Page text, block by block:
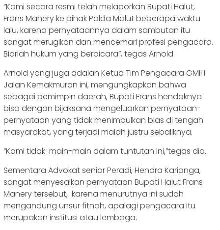
“Kami secara resmi telah melaporkan Bupati Halut,
Frans Manery ke pihak Polda Malut beberapa waktu
lalu, karena pernyataannya dalam sambutan itu
sangat merugikan dan mencemari profesi pengacara.
Biarlah hukum yang berbicara”, tegas Arnold.
Arnold yang juga adalah Ketua Tim Pengacara GMIH
Jalan Kemakmuran ini, mengungkapkan bahwa
sebagai pemimpin daerah, Bupati Frans hendaknya
bisa dengan bijaksana mengeluarkan pernyataan-
pernyataan yang tidak menimbulkan bias di tengah
masyarakat, yang terjadi malah justru sebaliknya.
“Kami tidak main-main dalam tuntutan ini,”tegas dia.
Sementara Advokat senior Peradi, Hendra Karianga,
sangat menyesalkan pernyataan Bupati Halut Frans
Manery tersebut, karena menurutnya ini sudah
mengandung unsur fitnah, apalagi pengacara itu
merupakan institusi atau lembaga.